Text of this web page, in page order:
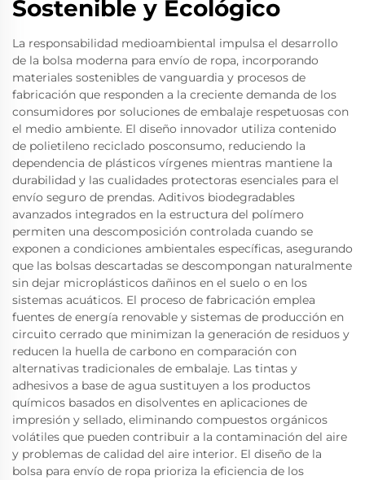
Sostenible y Ecológico
La responsabilidad medioambiental impulsa el desarrollo
de la bolsa moderna para envío de ropa, incorporando
materiales sostenibles de vanguardia y procesos de
fabricación que responden a la creciente demanda de los
consumidores por soluciones de embalaje respetuosas con
el medio ambiente. El diseño innovador utiliza contenido
de polietileno reciclado posconsumo, reduciendo la
dependencia de plásticos vírgenes mientras mantiene la
durabilidad y las cualidades protectoras esenciales para el
envío seguro de prendas. Aditivos biodegradables
avanzados integrados en la estructura del polímero
permiten una descomposición controlada cuando se
exponen a condiciones ambientales específicas, asegurando
que las bolsas descartadas se descompongan naturalmente
sin dejar microplásticos dañinos en el suelo o en los
sistemas acuáticos. El proceso de fabricación emplea
fuentes de energía renovable y sistemas de producción en
circuito cerrado que minimizan la generación de residuos y
reducen la huella de carbono en comparación con
alternativas tradicionales de embalaje. Las tintas y
adhesivos a base de agua sustituyen a los productos
químicos basados en disolventes en aplicaciones de
impresión y sellado, eliminando compuestos orgánicos
volátiles que pueden contribuir a la contaminación del aire
y problemas de calidad del aire interior. El diseño de la
bolsa para envío de ropa prioriza la eficiencia de los